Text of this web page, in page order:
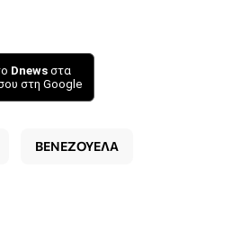
Dnews στα
στη Google
ΒΕΝΕΖΟΥΕΛΑ